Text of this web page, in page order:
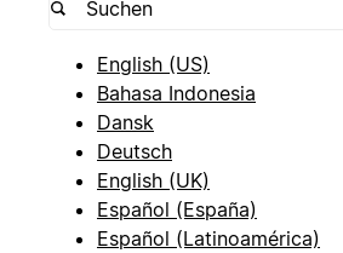
English (US)
Bahasa Indonesia
Dansk
Deutsch
English (UK)
Español (España)
Español (Latinoamérica)